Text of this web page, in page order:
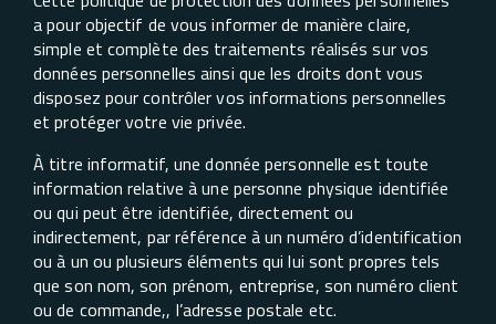
a pour objectif de vous informer de manière claire,
simple et complète des traitements réalisés sur vos
données personnelles ainsi que les droits dont vous
disposez pour contrôler vos informations personnelles
et protéger votre vie privée.
À titre informatif, une donnée personnelle est toute
information relative à une personne physique identifiée
ou qui peut être identifiée, directement ou
indirectement, par référence à un numéro d’identification
ou à un ou plusieurs éléments qui lui sont propres tels
que son nom, son prénom, entreprise, son numéro client
ou de commande,, l’adresse postale etc.